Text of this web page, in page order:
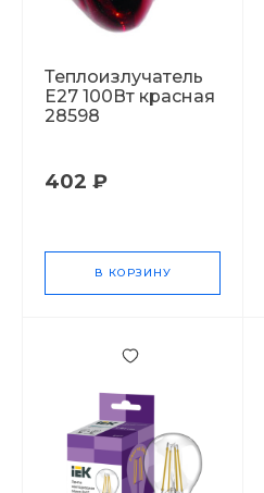
Теплоизлучатель
Е27 100Вт красная
28598
402 ₽
В КОРЗИНУ